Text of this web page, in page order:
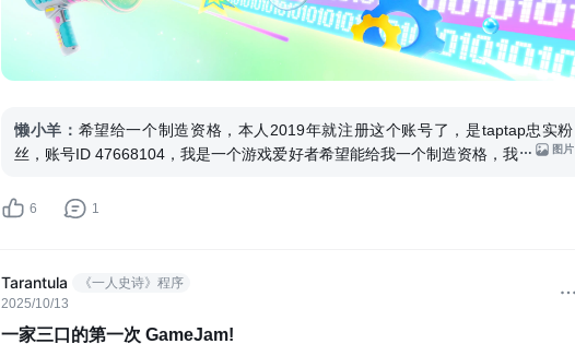
图片
懒小羊 ： 希望给一个制造资格，本人2019年就注册这个账号了，是taptap忠实粉
丝，账号ID 47668104，我是一个游戏爱好者希望能给我一个制造资格，我
@TapTap制造
6 1
Tarantula 《一人史诗》程序
2025/10/13
一家三口的第一次 GameJam!